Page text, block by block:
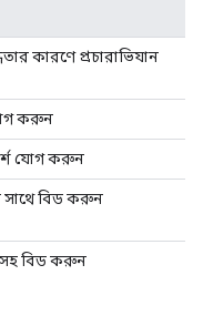
কারণে প্রচারাভিযান
করুন
যোগ করুন
সাথে বিড করুন
সহ বিড করুন